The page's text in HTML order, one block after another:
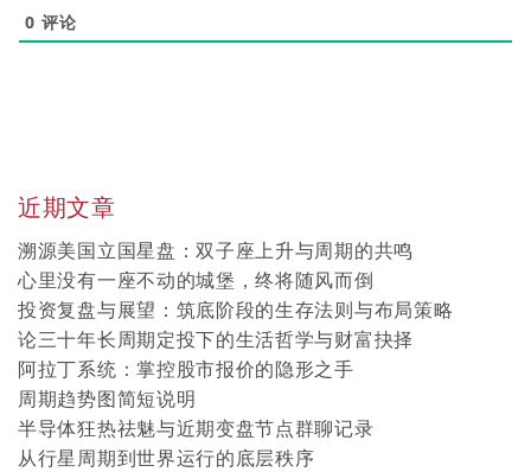
0 评论
近期文章
溯源美国立国星盘：双子座上升与周期的共鸣
心里没有一座不动的城堡，终将随风而倒
投资复盘与展望：筑底阶段的生存法则与布局策略
论三十年长周期定投下的生活哲学与财富抉择
阿拉丁系统：掌控股市报价的隐形之手
周期趋势图简短说明
半导体狂热祛魅与近期变盘节点群聊记录
从行星周期到世界运行的底层秩序